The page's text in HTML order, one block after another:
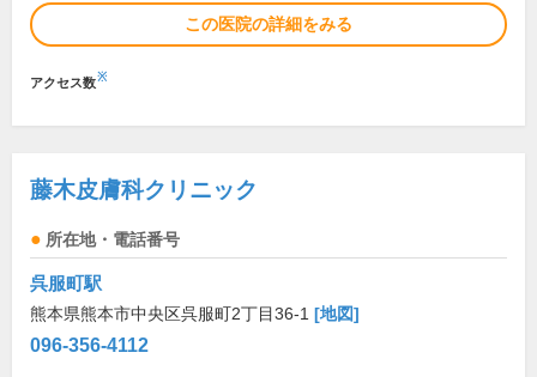
この医院の詳細をみる
アクセス数※
藤木皮膚科クリニック
所在地・電話番号
呉服町駅
熊本県熊本市中央区呉服町2丁目36-1 [地図]
096-356-4112